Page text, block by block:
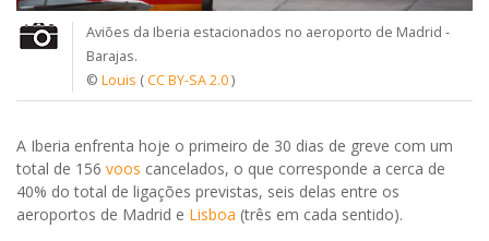
Aviões da Iberia estacionados no aeroporto de Madrid -
Barajas.
© Louis (CC BY-SA 2.0)
A Iberia enfrenta hoje o primeiro de 30 dias de greve com um
total de 156 voos cancelados, o que corresponde a cerca de
40% do total de ligações previstas, seis delas entre os
aeroportos de Madrid e Lisboa (três em cada sentido).